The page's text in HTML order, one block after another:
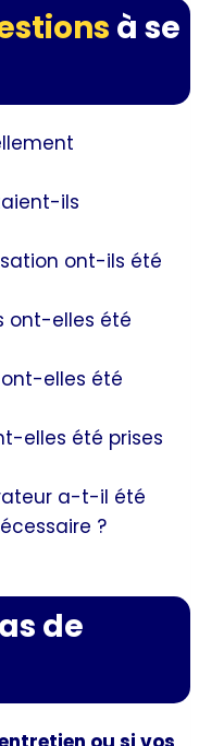
à se
ils
ont-ils été
ont-elles été
elles été
elles été prises
a-t-il été
?
de